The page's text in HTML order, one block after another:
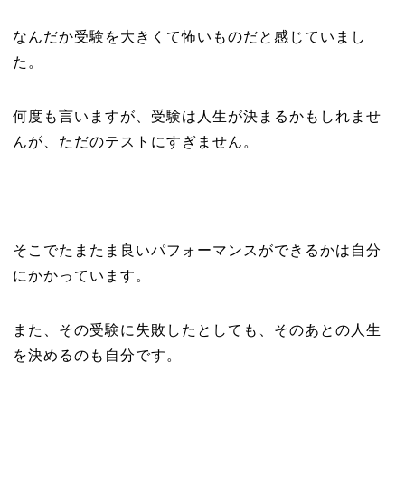
なんだか受験を大きくて怖いものだと感じていまし
た。
何度も言いますが、受験は人生が決まるかもしれませ
んが、ただのテストにすぎません。
そこでたまたま良いパフォーマンスができるかは自分
にかかっています。
また、その受験に失敗したとしても、そのあとの人生
を決めるのも自分です。